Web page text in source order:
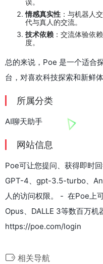
误。
情感真实性 ：与机器人
代与真人的交流。
技术依赖 ：交流体验依
度。
总的来说，Poe 是一个适合
台，对喜欢科技探索和新鲜
所属分类
AI聊天助手
网站信息
Poe可让您提问、获得即时
GPT-4、gpt-3.5-turbo、
人的访问权限。 - 在Poe上
Opus、DALLE 3等数百万机
https://poe.com/login
相关导航